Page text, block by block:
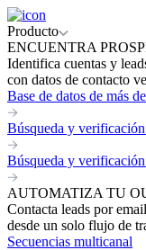
Producto
ENCUENTRA
Identifica cuentas y
con datos de contacto
Base de datos de más
Búsqueda y
Búsqueda y
AUTOMATIZA TU
Contacta leads por
desde un solo flujo de
Secuencias multicanal